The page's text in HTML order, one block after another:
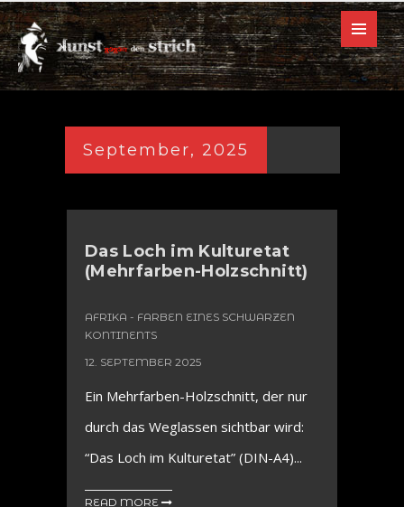
September, 2025
Das Loch im Kulturetat
(Mehrfarben-Holzschnitt)
AFRIKA - FARBEN EINES SCHWARZEN
KONTINENTS
12. SEPTEMBER 2025
Ein Mehrfarben-Holzschnitt, der nur
durch das Weglassen sichtbar wird:
“Das Loch im Kulturetat” (DIN-A4)...
READ MORE